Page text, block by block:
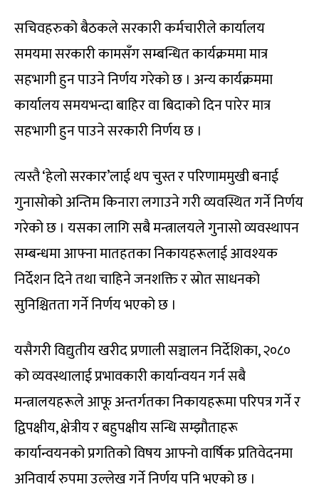
सचिवहरुको बैठकले सरकारी कर्मचारीले कार्यालय
समयमा सरकारी कामसँग सम्बन्धित कार्यक्रममा मात्र
सहभागी हुन पाउने निर्णय गरेको छ । अन्य कार्यक्रममा
कार्यालय समयभन्दा बाहिर वा बिदाको दिन पारेर मात्र
सहभागी हुन पाउने सरकारी निर्णय छ ।
त्यस्तै ‘हेलो सरकार’लाई थप चुस्त र परिणाममुखी बनाई
गुनासोको अन्तिम किनारा लगाउने गरी व्यवस्थित गर्ने निर्णय
गरेको छ । यसका लागि सबै मन्त्रालयले गुनासो व्यवस्थापन
सम्बन्धमा आफ्ना मातहतका निकायहरूलाई आवश्यक
निर्देशन दिने तथा चाहिने जनशक्ति र स्रोत साधनको
सुनिश्चितता गर्ने निर्णय भएको छ ।
यसैगरी विद्युतीय खरीद प्रणाली सञ्चालन निर्देशिका, २०८०
को व्यवस्थालाई प्रभावकारी कार्यान्वयन गर्न सबै
मन्त्रालयहरूले आफू अन्तर्गतका निकायहरूमा परिपत्र गर्ने र
द्विपक्षीय, क्षेत्रीय र बहुपक्षीय सन्धि सम्झौताहरू
कार्यान्वयनको प्रगतिको विषय आफ्नो वार्षिक प्रतिवेदनमा
अनिवार्य रुपमा उल्लेख गर्ने निर्णय पनि भएको छ ।